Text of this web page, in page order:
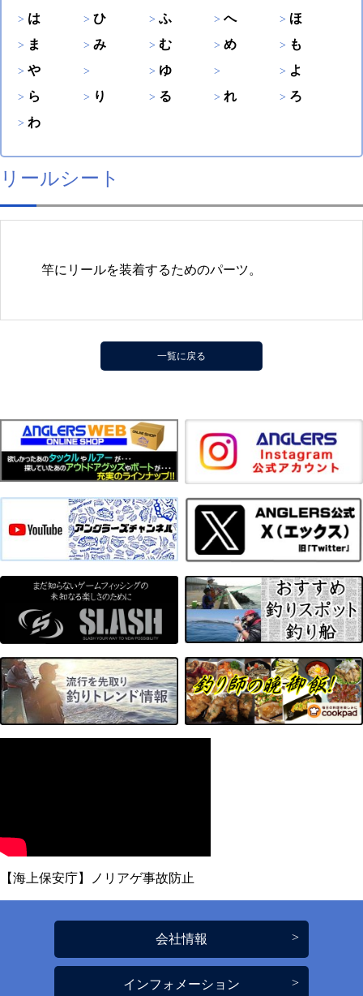
は
ひ ふ へ
ほ
ま
み む め
も
や
ゆ
よ
ら
り る れ
ろ
わ
リールシート
竿にリールを装着するためのパーツ。
一覧に戻る
【海上保安庁】ノリアゲ事故防止
会社情報
インフォメーション